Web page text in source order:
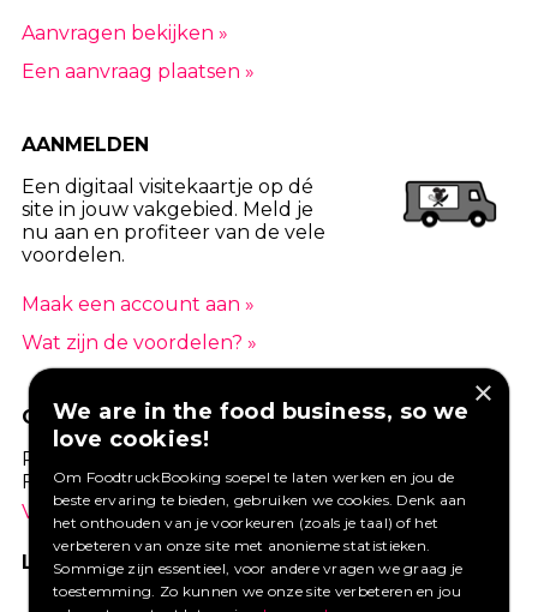
Aanvragen bekijken »
Een aanvraag plaatsen »
AANMELDEN
Een digitaal visitekaartje op dé
site in jouw vakgebied. Meld je
nu aan en profiteer van de vele
voordelen.
Maak een account aan »
Wat zijn de voordelen? »
GOED VERZEKERD ONDERNEMEN?
Profiteer van een aantrekkelijke premie via
Foodtruckbooking.
Vraag een offerte aan.
LIKE ONS OP FACEBOOK
×
We are in the food business, so we
love cookies!
Om FoodtruckBooking soepel te laten werken en jou de
beste ervaring te bieden, gebruiken we cookies. Denk aan
het onthouden van je voorkeuren (zoals je taal) of het
verbeteren van onze site met anonieme statistieken.
Sommige zijn essentieel, voor andere vragen we graag je
toestemming. Zo kunnen we onze site verbeteren en jou